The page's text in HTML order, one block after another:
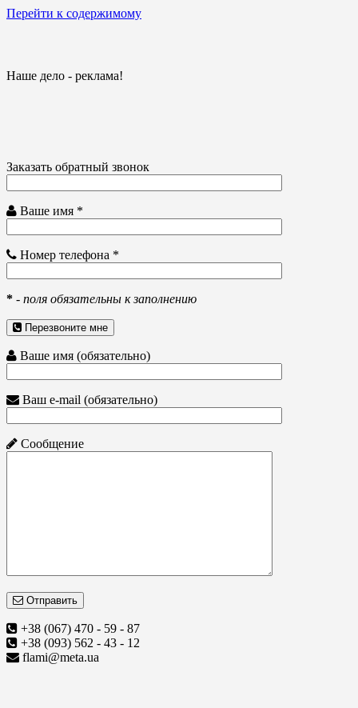
Перейти к содержимому
Наше дело - реклама!
Заказать обратный звонок
Ваше имя *
Номер телефона *
* - поля обязательны к заполнению
Перезвоните мне
Ваше имя (обязательно)
Ваш e-mail (обязательно)
Сообщение
Отправить
+38 (067) 470 - 59 - 87
+38 (093) 562 - 43 - 12
flami@meta.ua